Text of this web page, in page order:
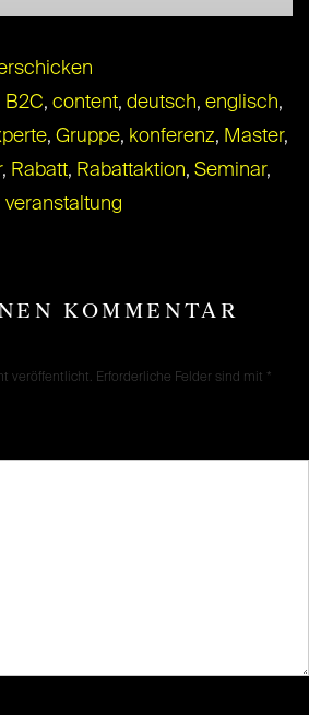
B2C, content, deutsch, englisch,
, Gruppe, konferenz, Master,
, Rabatt, Rabattaktion, Seminar,
veranstaltung
KOMMENTAR
veröffentlicht. Erforderliche Felder sind mit *